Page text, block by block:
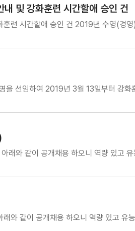
및 강화훈련 시간할애 승인 건
련 시간할애 승인 건 2019년 수영(경
을 선임하여 2019년 3월 13일부터 강
래와 같이 공개채용 하오니 역량 있고
와 같이 공개채용 하오니 역량 있고 유